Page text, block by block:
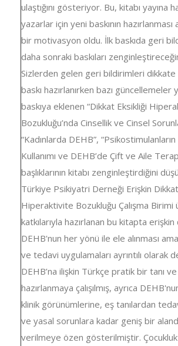
ulaştığını gösteriyor. Bu, kitabı yayına
yazarlar için yeni baskının hazırlanması
bir motivasyon oldu. İlk baskıda geri
daha sonraki baskıları
Sizlerden gelen geri bildirimleri dikkate
baskı hazırlanırken bazı güncellemeler
baskıya eklenen “Dikkat Eksikliği
Bozukluğu’nda Cinsellik ve Cinsel
“Kadınlarda DEHB”,
Kullanımı ve DEHB’de Çift ve Aile
başlıklarının kitabı zenginleştirdiğini
Türkiye Psikiyatri Derneği Erişkin
Hiperaktivite Bozukluğu Çalışma Birimi
katkılarıyla hazırlanan bu kitapta
DEHB'nun her yönü ile ele alınması
ve tedavi uygulamaları ayrıntılı olarak
DEHB’na ilişkin Türkçe pratik bir tanı
hazırlanmaya çalışılmış, ayrıca
klinik görünümlerine, eş tanılardan
ve yasal sorunlara kadar geniş bir
verilmeye özen gösterilmiştir.